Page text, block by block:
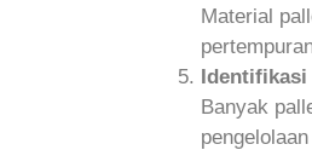
Material
Identifikasi
Banyak